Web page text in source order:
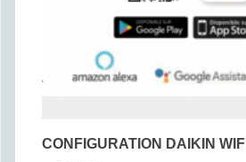
CONFIGURATION DAIKIN WIFI